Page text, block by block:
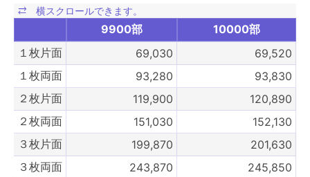
９枚片面
443,910 448,360
524,040 528,880 533,830 538,780
10枚片面
494,780 504,680
10枚両面
581,680 592,680
9000部 9200部 9300
9900部
10000部
１枚片面
69,030
69,520
１枚両面
93,280
93,830
２枚片面
119,900
120,890
２枚両面
151,030
152,130
３枚片面
199,870
201,630
３枚両面
243,870
245,850